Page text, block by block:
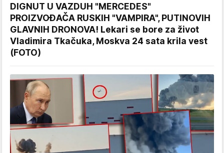
DIGNUT U VAZDUH "MERCEDES"
PROIZVOĐAČA RUSKIH "VAMPIRA", PUTINOVIH
GLAVNIH DRONOVA! Lekari se bore za život
Vladimira Tkačuka, Moskva 24 sata krila vest
(FOTO)